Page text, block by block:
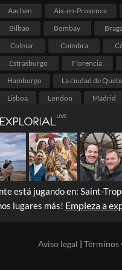
Aachen Aix-en-Provence
Bilbao
Bombay
Colmar
Coímbra
Estrasburgo
Florencia
Hamburgo
La ciudad de
Lisboa
London Madrid
Montreal
Palermo
París Portland
São Paulo
Tarragona
Venecia
Victoria Viena
está jugando en: Saint-
lugares más! Empieza a
Aviso legal | Términos